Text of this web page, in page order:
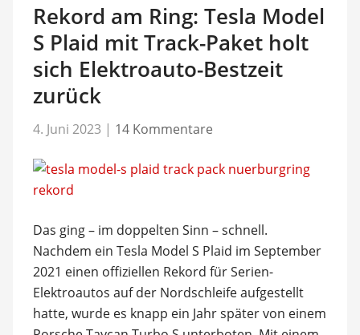
Rekord am Ring: Tesla Model
S Plaid mit Track-Paket holt
sich Elektroauto-Bestzeit
zurück
4. Juni 2023 | 14 Kommentare
Das ging – im doppelten Sinn – schnell.
Nachdem ein Tesla Model S Plaid im September
2021 einen offiziellen Rekord für Serien-
Elektroautos auf der Nordschleife aufgestellt
hatte, wurde es knapp ein Jahr später von einem